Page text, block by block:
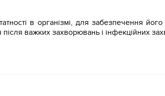
в організмі, для забезпечення
важких захворювань і інфекційних